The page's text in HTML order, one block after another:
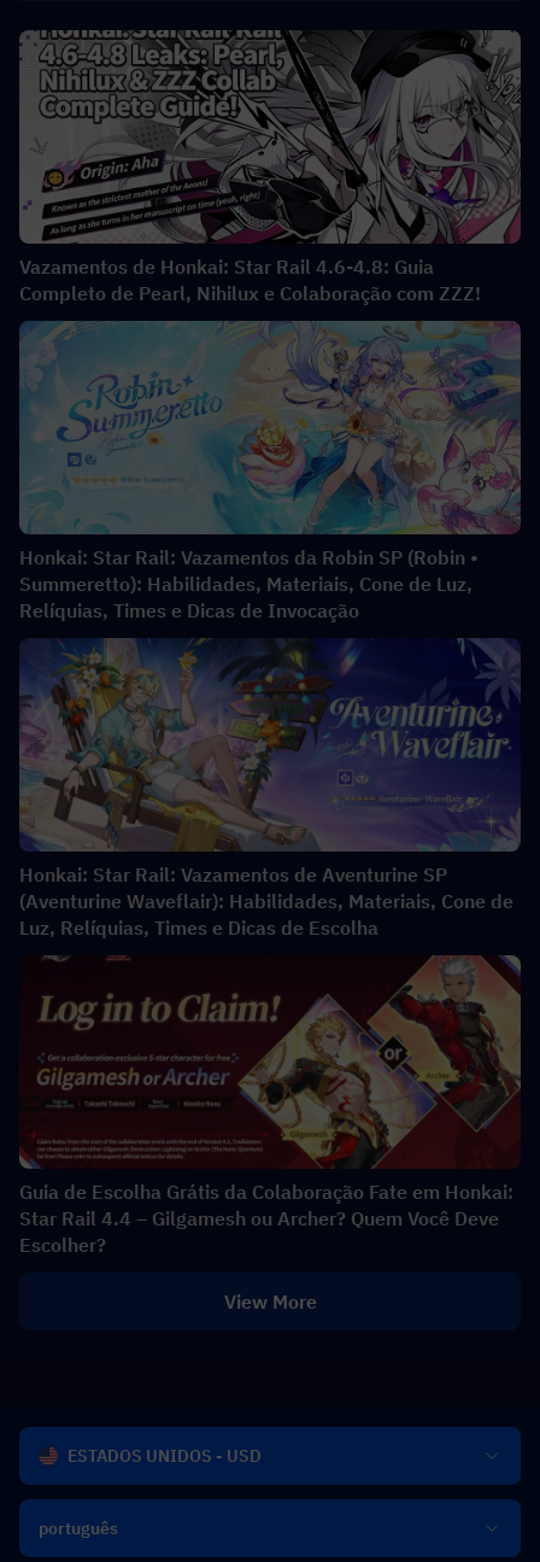
Vazamentos de Honkai: Star Rail 4.6-4.8: Guia
Completo de Pearl, Nihilux e Colaboração com ZZZ!
Honkai: Star Rail: Vazamentos da Robin SP (Robin •
Summeretto): Habilidades, Materiais, Cone de Luz,
Relíquias, Times e Dicas de Invocação
Honkai: Star Rail: Vazamentos de Aventurine SP
(Aventurine Waveflair): Habilidades, Materiais, Cone de
Luz, Relíquias, Times e Dicas de Escolha
Guia de Escolha Grátis da Colaboração Fate em Honkai:
Star Rail 4.4 – Gilgamesh ou Archer? Quem Você Deve
Escolher?
View More
ESTADOS UNIDOS - USD
português